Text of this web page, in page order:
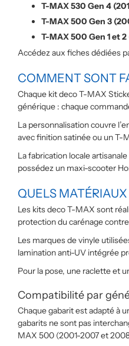
T-MAX 530 Gen 4
T-MAX 500 Gen 3
T-MAX 500 Gen 1 et
Accédez aux fiches dédiées
COMMENT SONT
Chaque kit deco T-MAX
générique : chaque
La personnalisation couvre
avec finition satinée ou un T-
La fabrication locale
possédez un maxi-scooter
QUELS
Les kits deco T-MAX sont
protection du carénage
Les marques de vinyle
lamination anti-UV intégrée
Pour la pose, une raclette et
Compatibilité par
Chaque gabarit est adapté à
gabarits ne sont pas
MAX 500 (2001-2007 et